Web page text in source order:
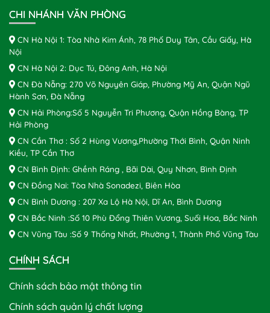
CHI NHÁNH VĂN PHÒNG
CN Hà Nội 1: Tòa Nhà Kim Ánh, 78 Phố Duy Tân, Cầu Giấy, Hà
Nội
CN Hà Nội 2: Dục Tú, Đông Anh, Hà Nội
CN Đà Nẵng: 270 Võ Nguyên Giáp, Phường Mỹ An, Quận Ngũ
Hành Sơn, Đà Nẵng
CN Hải Phòng:Số 5 Nguyễn Tri Phương, Quận Hồng Bàng, TP
Hải Phòng
CN Cần Thơ : Số 2 Hùng Vương,Phường Thới Bình, Quận Ninh
Kiều, TP Cần Thơ
CN Bình Định: Ghềnh Ráng , Bãi Dài, Quy Nhơn, Bình Định
CN Đồng Nai: Tòa Nhà Sonadezi, Biên Hòa
CN Bình Dương : 207 Xa Lộ Hà Nội, Dĩ An, Bình Dương
CN Bắc Ninh :Số 10 Phù Đổng Thiên Vương, Suối Hoa, Bắc Ninh
CN Vũng Tàu :Số 9 Thống Nhất, Phường 1, Thành Phố Vũng Tàu
CHÍNH SÁCH
Chính sách bảo mật thông tin
Chính sách quản lý chất lượng